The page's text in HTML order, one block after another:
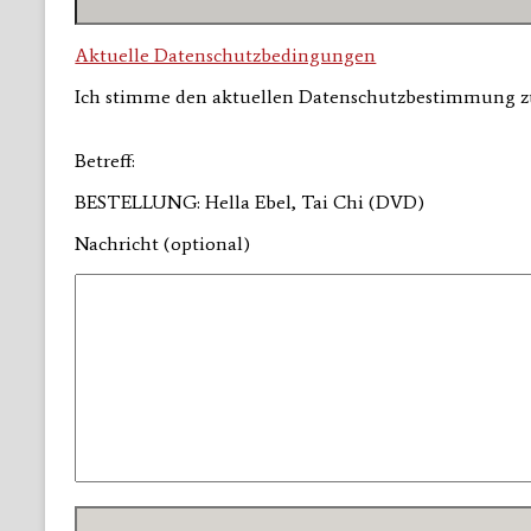
Aktuelle Datenschutzbedingungen
Ich stimme den aktuellen Datenschutzbestimmung
Betreff:
BESTELLUNG: Hella Ebel, Tai Chi (DVD)
Nachricht (optional)